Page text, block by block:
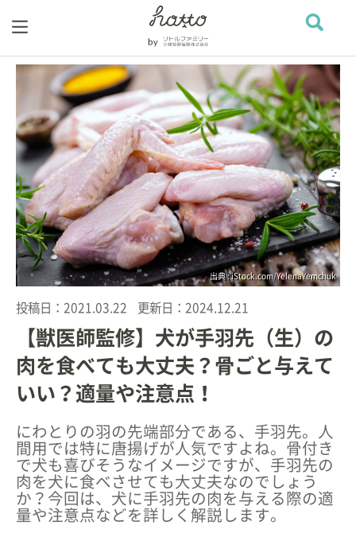
出典 : iStock.com/YelenaYemchuk
投稿日： 2021.03.22 更新日： 2024.12.21
【獣医師監修】犬が手羽先（生）の
肉を食べても大丈夫？骨ごと与えて
いい？適量や注意点！
にわとりの羽の先端部分である、手羽先。人
間用では特に唐揚げが人気ですよね。骨付き
で犬も喜びそうなイメージですが、手羽先の
肉を犬に食べさせても大丈夫なのでしょう
か？今回は、犬に手羽先の肉を与える際の適
量や注意点などを詳しく解説します。